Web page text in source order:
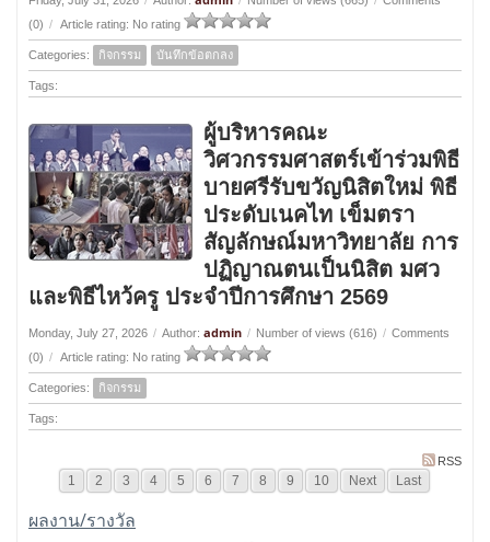
(0) / Article rating: No rating
Categories: กิจกรรม บันทึกข้อตกลง
Tags:
ผู้บริหารคณะ
วิศวกรรมศาสตร์เข้าร่วมพิธี
บายศรีรับขวัญนิสิตใหม่ พิธี
ประดับเนคไท เข็มตรา
สัญลักษณ์มหาวิทยาลัย การ
ปฏิญาณตนเป็นนิสิต มศว
และพิธีไหว้ครู ประจำปีการศึกษา 2569
Monday, July 27, 2026 / Author: admin / Number of views (616) / Comments
(0) / Article rating: No rating
Categories: กิจกรรม
Tags:
RSS
1 2 3 4 5 6 7 8 9 10 Next Last
ผลงาน/รางวัล